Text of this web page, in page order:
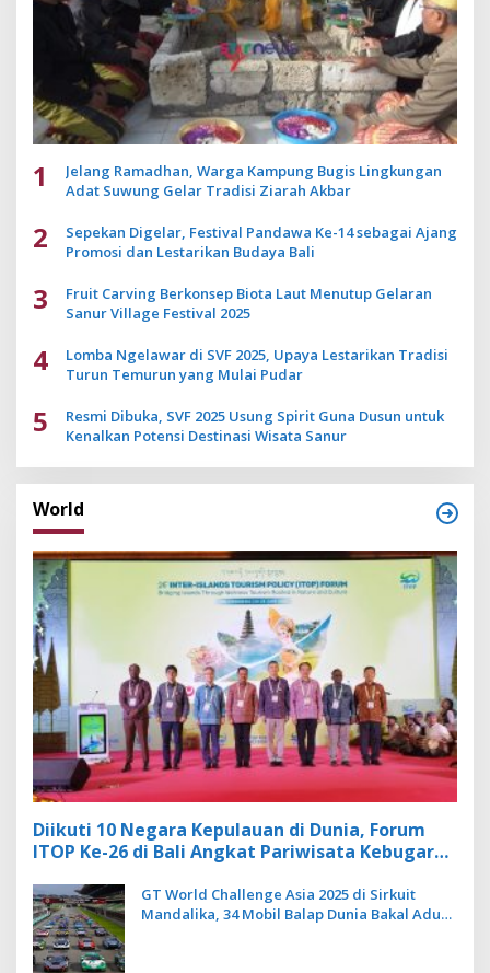
1
Jelang Ramadhan, Warga Kampung Bugis Lingkungan
Adat Suwung Gelar Tradisi Ziarah Akbar
2
Sepekan Digelar, Festival Pandawa Ke-14 sebagai Ajang
Promosi dan Lestarikan Budaya Bali
3
Fruit Carving Berkonsep Biota Laut Menutup Gelaran
Sanur Village Festival 2025
4
Lomba Ngelawar di SVF 2025, Upaya Lestarikan Tradisi
Turun Temurun yang Mulai Pudar
5
Resmi Dibuka, SVF 2025 Usung Spirit Guna Dusun untuk
Kenalkan Potensi Destinasi Wisata Sanur
World
Diikuti 10 Negara Kepulauan di Dunia, Forum
ITOP Ke-26 di Bali Angkat Pariwisata Kebugaran
GT World Challenge Asia 2025 di Sirkuit
Mandalika, 34 Mobil Balap Dunia Bakal Adu